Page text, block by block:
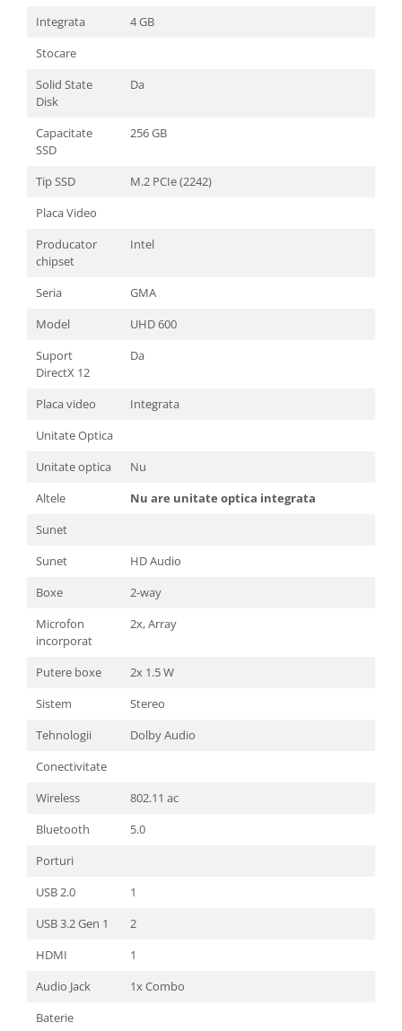
Integrata
4 GB
Stocare
Solid State
Disk
Da
Capacitate
SSD
256 GB
Tip SSD
M.2 PCIe (2242)
Placa Video
Producator
chipset
Intel
Seria
GMA
Model
UHD 600
Suport
DirectX 12
Da
Placa video
Integrata
Unitate Optica
Unitate optica
Nu
Altele
Nu are unitate optica integrata
Sunet
Sunet
HD Audio
Boxe
2-way
Microfon
incorporat
2x, Array
Putere boxe
2x 1.5 W
Sistem
Stereo
Tehnologii
Dolby Audio
Conectivitate
Wireless
802.11 ac
Bluetooth
5.0
Porturi
USB 2.0
1
USB 3.2 Gen 1
2
HDMI
1
Audio Jack
1x Combo
Baterie